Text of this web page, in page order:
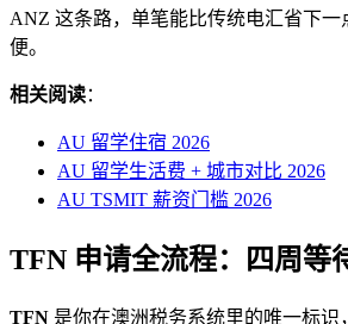
ANZ 这条路，单笔能比传统电汇省下一
便。
相关阅读：
AU 留学住宿 2026
AU 留学生活费 + 城市对比 2026
AU TSMIT 薪资门槛 2026
TFN 申请全流程：四周等
TFN 是你在澳洲税务系统里的唯一标识